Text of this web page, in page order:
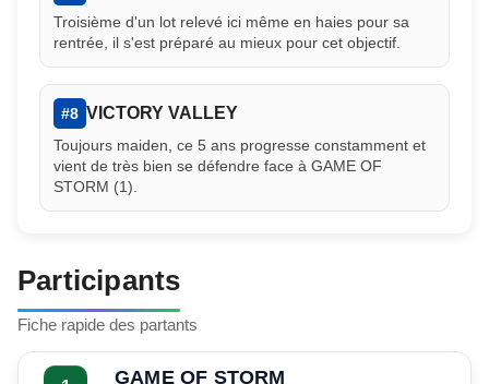
Troisième d'un lot relevé ici même en haies pour sa
rentrée, il s'est préparé au mieux pour cet objectif.
#8 VICTORY VALLEY
Toujours maiden, ce 5 ans progresse constamment et
vient de très bien se défendre face à GAME OF
STORM (1).
Participants
Fiche rapide des partants
GAME OF STORM